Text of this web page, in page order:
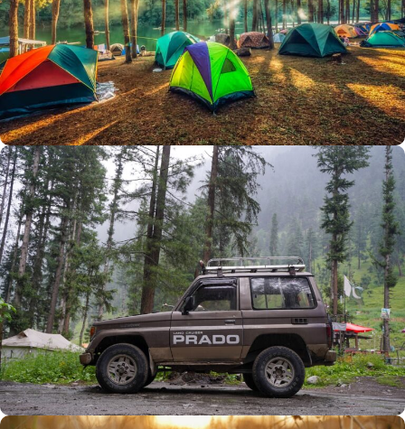
Büyük Yaz İndirimi
0
Günler
00
Hr
00
Min
00
SSK
Alışverişe Başla